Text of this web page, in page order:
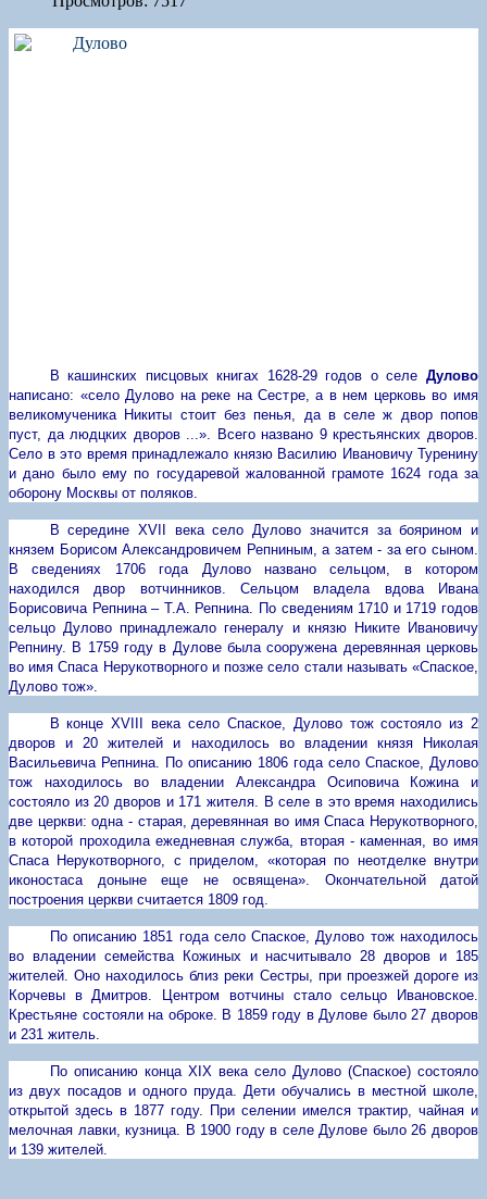
В кашинских писцовых книгах 1628-29 годов о селе Дулово
написано: «село Дулово на реке на Сестре, а в нем церковь во имя
великомученика Никиты стоит без пенья, да в селе ж двор попов
пуст, да людцких дворов ...». Всего названо 9 крестьянских дворов.
Село в это время принадлежало князю Василию Ивановичу Туренину
и дано было ему по государевой жалованной грамоте 1624 года за
оборону Москвы от поляков.
В серединеXVII
века село Дулово значится за боярином и
князем Борисом Александровичем Репниным, а затем - за его сыном.
В сведениях 1706 года Дулово названо сельцом, в котором
находился двор вотчинников. Сельцом владела вдова Ивана
Борисовича Репнина – Т.А. Репнина. По сведениям 1710 и 1719 годов
сельцо Дулово принадлежало генералу и князю Никите Ивановичу
Репнину. В 1759 году в Дулове была сооружена деревянная церковь
во имя Спаса Нерукотворного и позже село стали называть «Спаское,
Дулово тож».
В концеXVIII
века село Спаское, Дулово тож состояло из 2
дворов и 20 жителей и находилось во владении князя Николая
Васильевича Репнина. По описанию 1806 года село Спаское, Дулово
тож находилось во владении Александра Осиповича Кожина и
состояло из 20 дворов и 171 жителя. В селе в это время находились
две церкви: одна - старая, деревянная во имя Спаса Нерукотворного,
в которой проходила ежедневная служба, вторая - каменная, во имя
Спаса Нерукотворного, с приделом, «которая по неотделке внутри
иконостаса доныне еще не освящена». Окончательной датой
построения церкви считается 1809 год.
По описанию 1851 года село Спаское, Дулово тож находилось
во владении семейства Кожиных и насчитывало 28 дворов и 185
жителей. Оно находилось близ реки Сестры, при проезжей дороге из
Корчевы в Дмитров. Центром вотчины стало сельцо Ивановское.
Крестьяне состояли на оброке. В 1859 году в Дулове было 27 дворов
и 231 житель.
По описанию конца XIXвека село Дулово (Спаское) состояло
из двух посадов и одного пруда. Дети обучались в местной школе,
открытой здесь в 1877 году. При селении имелся трактир, чайная и
мелочная лавки, кузница. В 1900 году в селе Дулове было 26 дворов
и 139 жителей.